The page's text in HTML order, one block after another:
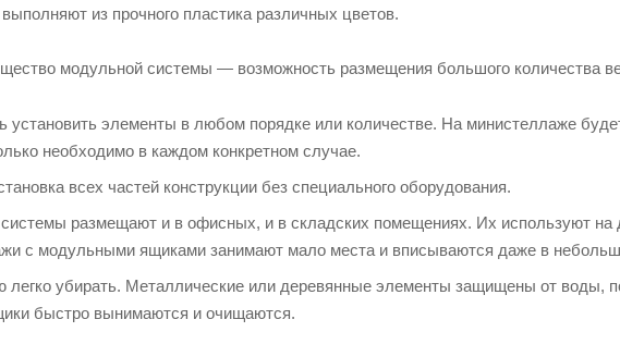
из прочного пластика различных цветов.
модульной системы — возможность размещения большого количества
установить элементы в любом порядке или количестве. На министеллаже
необходимо в каждом конкретном случае.
всех частей конструкции без специального оборудования.
размещают и в офисных, и в складских помещениях. Их используют на
с модульными ящиками занимают мало места и вписываются даже в
легко убирать. Металлические или деревянные элементы защищены от воды,
быстро вынимаются и очищаются.